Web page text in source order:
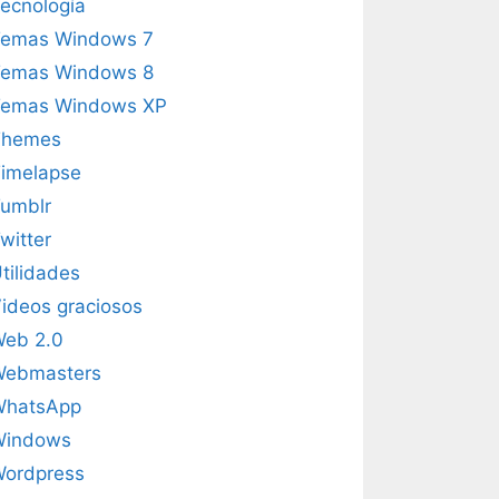
Windows 7
Windows 8
Windows XP
graciosos
2.0